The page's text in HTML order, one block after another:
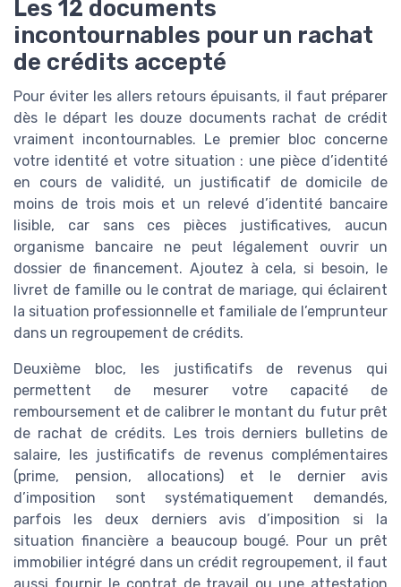
Les 12 documents
incontournables pour un rachat
de crédits accepté
Pour éviter les allers retours épuisants, il faut préparer
dès le départ les douze documents rachat de crédit
vraiment incontournables. Le premier bloc concerne
votre identité et votre situation : une pièce d’identité
en cours de validité, un justificatif de domicile de
moins de trois mois et un relevé d’identité bancaire
lisible, car sans ces pièces justificatives, aucun
organisme bancaire ne peut légalement ouvrir un
dossier de financement. Ajoutez à cela, si besoin, le
livret de famille ou le contrat de mariage, qui éclairent
la situation professionnelle et familiale de l’emprunteur
dans un regroupement de crédits.
Deuxième bloc, les justificatifs de revenus qui
permettent de mesurer votre capacité de
remboursement et de calibrer le montant du futur prêt
de rachat de crédits. Les trois derniers bulletins de
salaire, les justificatifs de revenus complémentaires
(prime, pension, allocations) et le dernier avis
d’imposition sont systématiquement demandés,
parfois les deux derniers avis d’imposition si la
situation financière a beaucoup bougé. Pour un prêt
immobilier intégré dans un crédit regroupement, il faut